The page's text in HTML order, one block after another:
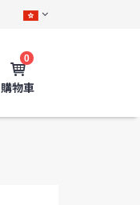
0
購物車